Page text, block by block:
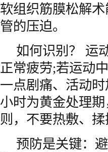
软组织筋膜松解
管的压迫。
如何识别？ 运
正常疲劳;若运动
一点剧痛、活动
小时为黄金处理
则，不要热敷、揉
预防是关键：